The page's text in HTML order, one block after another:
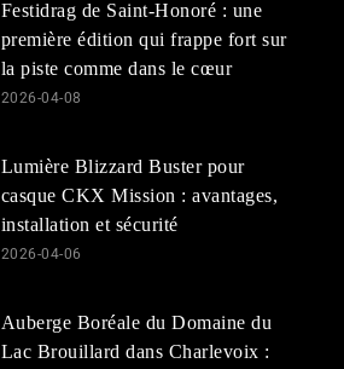
Festidrag de Saint-Honoré : une
première édition qui frappe fort sur
la piste comme dans le cœur
2026-04-08
Lumière Blizzard Buster pour
casque CKX Mission : avantages,
installation et sécurité
2026-04-06
Auberge Boréale du Domaine du
Lac Brouillard dans Charlevoix :